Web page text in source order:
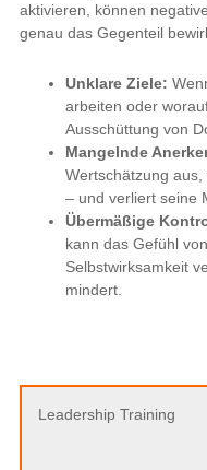
aktivieren, können
genau das Gegenteil
Unklare Ziele:
arbeiten oder
Ausschüttung von
Mangelnde
Wertschätzung
– und verliert seine
Übermäßige
kann das Gefühl
Selbstwirksamkeit
mindert.
Leadership Training